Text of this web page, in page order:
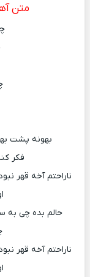
متن
بهونه پشت
فکر
ناراحتم آخه قهر
حالم بده چی
ناراحتم آخه قهر